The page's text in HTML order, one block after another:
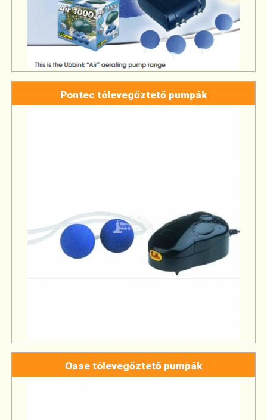
Pontec tólevegőztető pumpák
Oase tólevegőztető pumpák